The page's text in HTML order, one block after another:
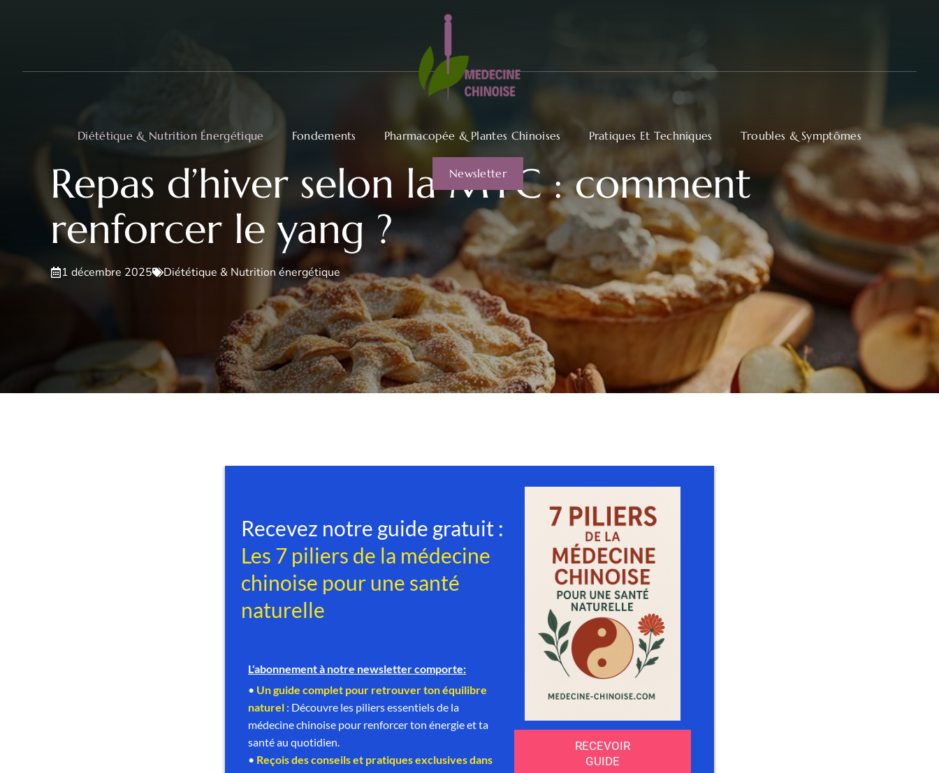
Diététique & Nutrition Énergétique Fondements Pharmacopée & Plantes Chinoises Pratiques Et Techniques Troubles & Symptômes
Newsletter
Repas d’hiver selon la MTC : comment
renforcer le yang ?
1 décembre 2025 Diététique & Nutrition énergétique